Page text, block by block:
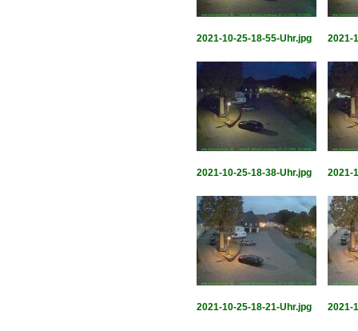
2021-10-25-18-55-Uhr.jpg 2021-
2021-10-25-18-38-Uhr.jpg 2021-
2021-10-25-18-21-Uhr.jpg 2021-